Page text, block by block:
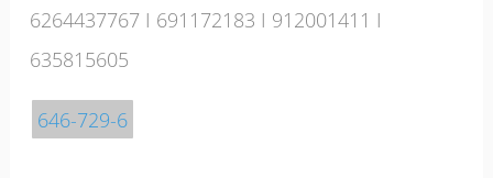
6264437767 I 691172183 I 912001411 I
635815605
646-729-6